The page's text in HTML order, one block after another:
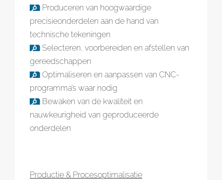
Produceren van hoogwaardige
precisieonderdelen aan de hand van
technische tekeningen
Selecteren, voorbereiden en afstellen van
gereedschappen
Optimaliseren en aanpassen van CNC-
programma’s waar nodig
Bewaken van de kwaliteit en
nauwkeurigheid van geproduceerde
onderdelen
Productie & Procesoptimalisatie